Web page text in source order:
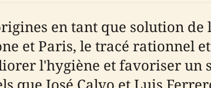
en tant que solution de
et Paris, le tracé rationnel
l'hygiène et favoriser un